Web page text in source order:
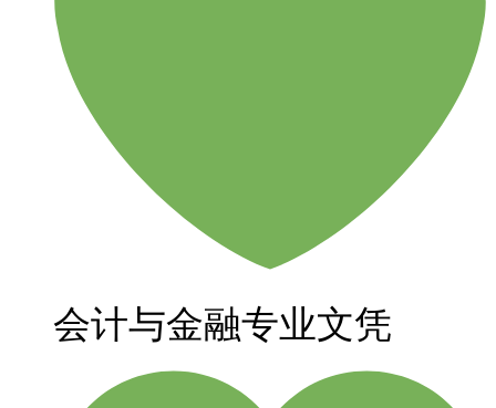
会计与金融专业文凭